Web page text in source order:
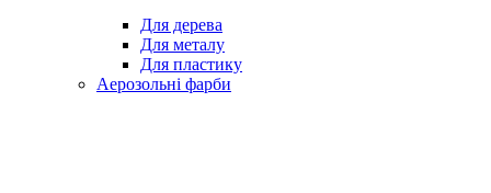
Для дерева
Для металу
Для пластику
Аерозольні фарби